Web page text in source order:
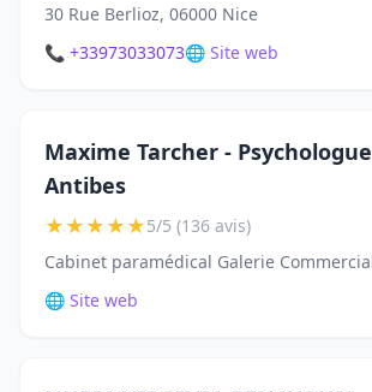
30 Rue Berlioz, 06000 Nice
📞 +33973033073🌐 Site web
Maxime Tarcher - Psychologue
Antibes
★★★★★5/5 (136 avis)
🌐 Site web